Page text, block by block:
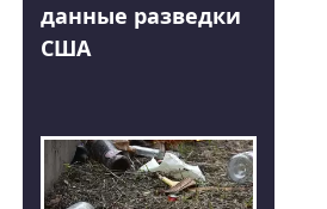
данные разведки
США